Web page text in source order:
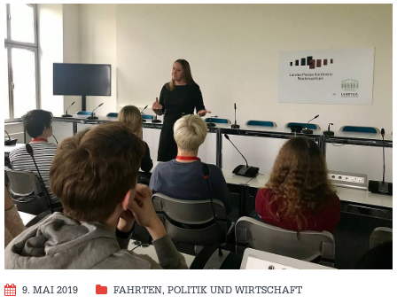
9. MAI 2019 FAHRTEN, POLITIK UND WIRTSCHAFT